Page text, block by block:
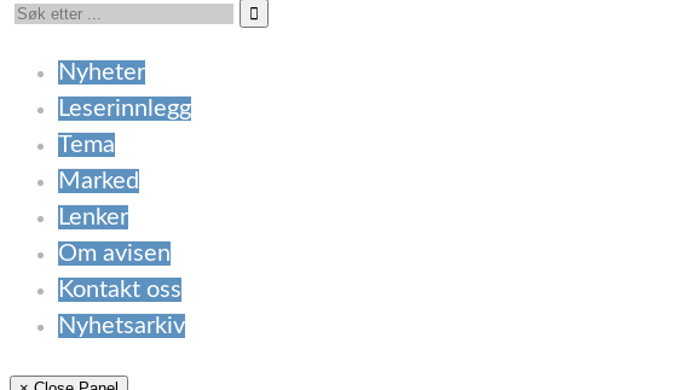
Nyheter
Leserinnlegg
Tema
Marked
Lenker
Om avisen
Kontakt oss
Nyhetsarkiv